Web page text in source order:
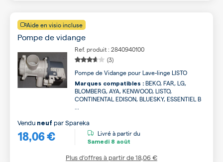
Aide en visio incluse
Pompe de vidange
Ref. produit : 2840940100
(3)
Pompe de Vidange pour Lave-linge LISTO
Marques compatibles : BEKO, FAR, LG,
BLOMBERG, AYA, KENWOOD, LISTO,
CONTINENTAL EDISON, BLUESKY, ESSENTIEL B
18,06 €
Vendu neuf parSpareka
Livré à partir du
Samedi 8 août
Plus d’offres à partir de18,06 €